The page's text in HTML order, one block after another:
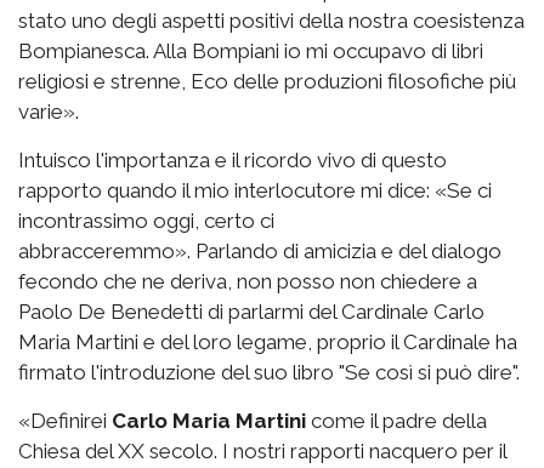
stato uno degli aspetti positivi della nostra coesistenza
Bompianesca. Alla Bompiani io mi occupavo di libri
religiosi e strenne, Eco delle produzioni filosofiche più
varie».
Intuisco l'importanza e il ricordo vivo di questo
rapporto quando il mio interlocutore mi dice: «Se ci
incontrassimo oggi, certo ci
abbracceremmo». Parlando di amicizia e del dialogo
fecondo che ne deriva, non posso non chiedere a
Paolo De Benedetti di parlarmi del Cardinale Carlo
Maria Martini e del loro legame, proprio il Cardinale ha
firmato l'introduzione del suo libro "Se così si può dire".
«Definirei Carlo Maria Martini come il padre della
Chiesa del XX secolo. I nostri rapporti nacquero per il